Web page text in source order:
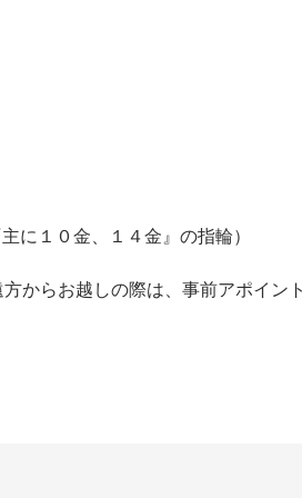
に１０金、１４金』の指輪）
らお越しの際は、事前アポイン